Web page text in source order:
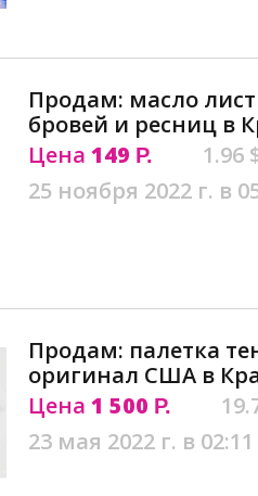
Продам: масло
бровей и ресниц в
Цена 149 Р.
1.96
25 ноября 2022 г. в
Продам: палетка
оригинал США в
Цена 1 500 Р.
23 мая 2022 г. в 02:11